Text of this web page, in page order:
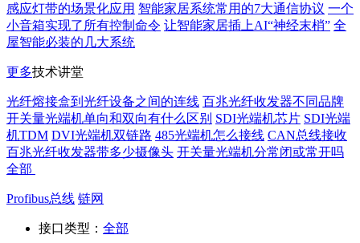
感应灯带的场景化应用 智能家居系统常用的7大通信协议 一个
小音箱实现了所有控制命令 让智能家居插上AI“神经末梢” 全
屋智能必装的几大系统
更多技术讲堂
光纤熔接盒到光纤设备之间的连线 百兆光纤收发器不同品牌
开关量光端机单向和双向有什么区别 SDI光端机芯片 SDI光端
机TDM DVI光端机双链路 485光端机怎么接线 CAN总线接收
百兆光纤收发器带多少摄像头 开关量光端机分常闭或常开吗
全部
Profibus总线 链网
接口类型： 全部